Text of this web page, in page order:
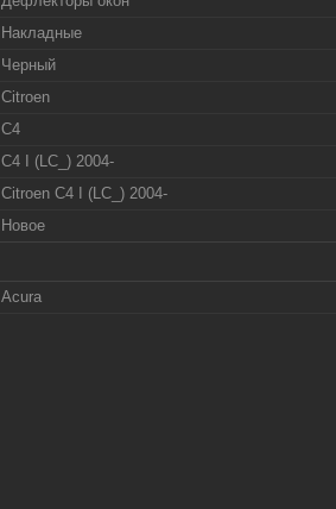
Накладные
Черный
Citroen
C4
C4 I (LC_) 2004-
Citroen C4 I (LC_) 2004-
Новое
Acura